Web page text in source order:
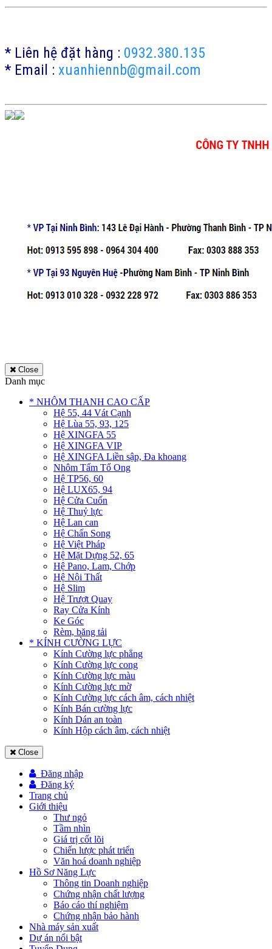
* Liên hệ đặt hàng : 0932.380.135
* Email : xuanhiennb@gmail.com
Close
Danh mục
* NHÔM THANH CAO CẤP
Hệ 55, 44 Vát Cạnh
Hệ Lùa 55, 93, 125
Hệ XINGFA 55
Hệ XINGFA VIP
Hệ XINGFA Liền sập, Đa khoang
Nhôm Tấm Tổ Ong
Hệ TP56, 60
Hệ LUX65, 94
Hệ Cửa Cuốn
Hệ Thuỷ lực
Hệ Lan can
Hệ Chấn Song
Hệ Việt Pháp
Hệ Mặt Dựng 52, 65
Hệ Pano, Lam, Chớp
Hệ Nội Thất
Hệ Slim
Hệ Trượt Quay
Ray Cửa Kính
Ke Góc
Rèm, băng tải
* KÍNH CƯỜNG LỰC
Kính Cường lực phẳng
Kính Cường lực cong
Kính Cường lực màu
Kính Cường lực mờ
Kính Cường lực cách âm, cách nhiệt
Kính Bán cường lực
Kính Dán an toàn
Kính Hộp cách âm, cách nhiệt
Close
Đăng nhập
Đăng ký
Trang chủ
Giới thiệu
Thư ngỏ
Tầm nhìn
Giá trị cốt lõi
Chiến lược phát triển
Văn hoá doanh nghiệp
Hồ Sơ Năng Lực
Thông tin Doanh nghiệp
Chứng nhận chất lượng
Báo cáo thí nghiệm
Chứng nhận bảo hành
Nhà máy sản xuất
Dự án nổi bật